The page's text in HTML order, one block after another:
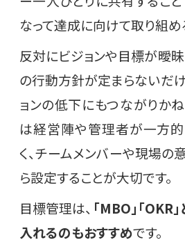
なって達成に向けて取り組め
反対にビジョンや目標が曖
の行動方針が定まらないだ
ョンの低下にもつながりか
は経営陣や管理者が一方
く、チームメンバーや現場
ら設定することが大切です。
目標管理は、 「MBO」「OKR
入れるのもおすすめです。